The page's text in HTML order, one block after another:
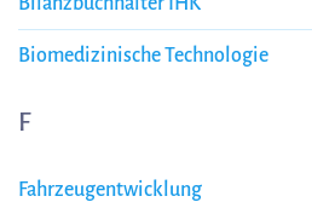
Biomedizinische Technologie
F
Fahrzeugentwicklung